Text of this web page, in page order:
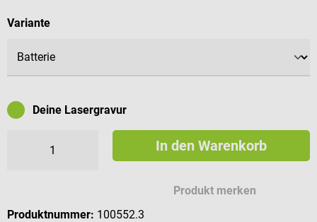
Varianteauswählen
Deine Lasergravur
In den Warenkorb
Produkt merken
Produktnummer: 100552.3